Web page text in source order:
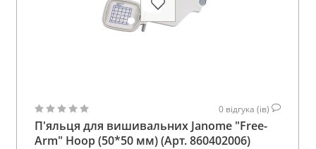
0 відгука (ів)
П'яльця для вишивальних Janome "Free-
Arm" Hoop (50*50 мм) (Арт. 860402006)